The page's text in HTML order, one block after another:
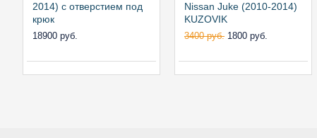
2014) с отверстием под
крюк
18900 руб.
Nissan Juke (2010-2014)
KUZOVIK
3400 руб. 1800 руб.